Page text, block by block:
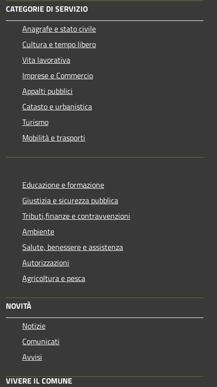
CATEGORIE DI SERVIZIO
Anagrafe e stato civile
Cultura e tempo libero
Vita lavorativa
Imprese e Commercio
Appalti pubblici
Catasto e urbanistica
Turismo
Mobilità e trasporti
Educazione e formazione
Giustizia e sicurezza pubblica
Tributi,finanze e contravvenzioni
Ambiente
Salute, benessere e assistenza
Autorizzazioni
Agricoltura e pesca
NOVITÀ
Notizie
Comunicati
Avvisi
VIVERE IL COMUNE